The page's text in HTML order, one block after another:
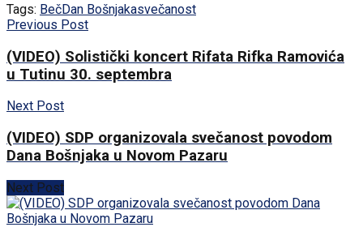
Tags: BečDan Bošnjakasvečanost
Previous Post
(VIDEO) Solistički koncert Rifata Rifka Ramovića
u Tutinu 30. septembra
Next Post
(VIDEO) SDP organizovala svečanost povodom
Dana Bošnjaka u Novom Pazaru
Next Post